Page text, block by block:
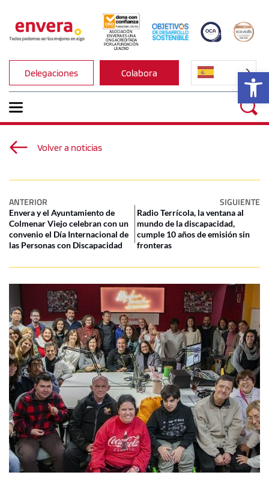
ASOCIACIÓN
ENVERA ES UNA
ONG ACREDITADA
POR LA FUNDACIÓN
LEALTAD
Delegaciones Colabora
Volver a noticias
ANTERIOR SIGUIENTE
Envera y el Ayuntamiento de
Colmenar Viejo celebran con un
convenio el Día Internacional de
las Personas con Discapacidad
Radio Terrícola, la ventana al
mundo de la discapacidad,
cumple 10 años de emisión sin
fronteras